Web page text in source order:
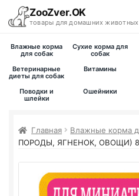
ZooZver.OK
товары для домашних животных
На главную
Вакансии
Влажные корма
для собак
Сухие корма для
собак
Ветеринарные
диеты для собак
Витамины
Поводки и
шлейки
Ошейники
Главная Влажные корма
ПОРОДЫ, ЯГНЕНОК, ОВОЩИ)